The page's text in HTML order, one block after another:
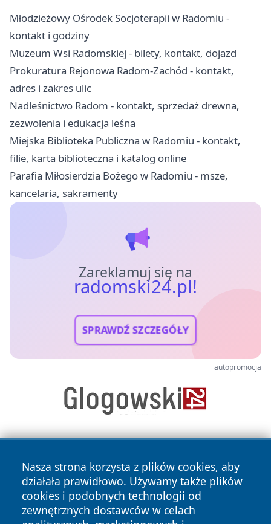
Młodzieżowy Ośrodek Socjoterapii w Radomiu -
kontakt i godziny
Muzeum Wsi Radomskiej - bilety, kontakt, dojazd
Prokuratura Rejonowa Radom-Zachód - kontakt,
adres i zakres ulic
Nadleśnictwo Radom - kontakt, sprzedaż drewna,
zezwolenia i edukacja leśna
Miejska Biblioteka Publiczna w Radomiu - kontakt,
filie, karta biblioteczna i katalog online
Parafia Miłosierdzia Bożego w Radomiu - msze,
kancelaria, sakramenty
Zareklamuj się na
radomski24.pl!
SPRAWDŹ SZCZEGÓŁY
autopromocja
Nasza strona korzysta z plików cookies, aby
działała prawidłowo. Używamy także plików
cookies i podobnych technologii od
zewnętrznych dostawców w celach
Copyright © 2026 radomski24.pl Wszystkie prawa